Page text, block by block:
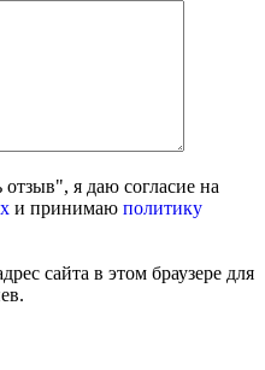
я даю согласие на
и принимаю политику
сайта в этом браузере для